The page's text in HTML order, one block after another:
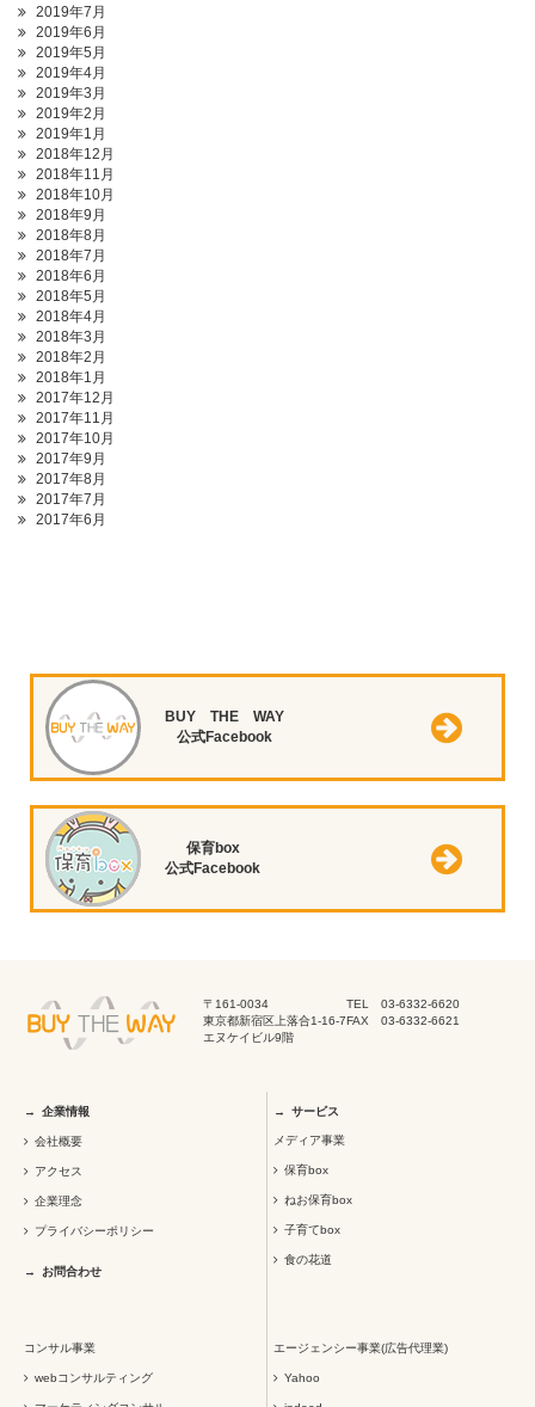
2019年7月
2019年6月
2019年5月
2019年4月
2019年3月
2019年2月
2019年1月
2018年12月
2018年11月
2018年10月
2018年9月
2018年8月
2018年7月
2018年6月
2018年5月
2018年4月
2018年3月
2018年2月
2018年1月
2017年12月
2017年11月
2017年10月
2017年9月
2017年8月
2017年7月
2017年6月
BUY THE WAY
公式Facebook
保育box
公式Facebook
〒161-0034
東京都新宿区上落合1-16-7
エヌケイビル9階
TEL 03-6332-6620
FAX 03-6332-6621
企業情報
会社概要
アクセス
企業理念
プライバシーポリシー
お問合わせ
サービス
メディア事業
保育box
ねお保育box
子育てbox
食の花道
コンサル事業
webコンサルティング
エージェンシー事業(広告代理業)
Yahoo